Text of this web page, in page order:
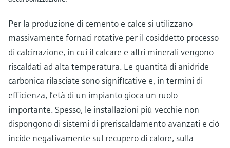
Per la produzione di cemento e calce si utilizzano
massivamente fornaci rotative per il cosiddetto processo
di calcinazione, in cui il calcare e altri minerali vengono
riscaldati ad alta temperatura. Le quantità di anidride
carbonica rilasciate sono significative e, in termini di
efficienza, l’età di un impianto gioca un ruolo
importante. Spesso, le installazioni più vecchie non
dispongono di sistemi di preriscaldamento avanzati e ciò
incide negativamente sul recupero di calore, sulla